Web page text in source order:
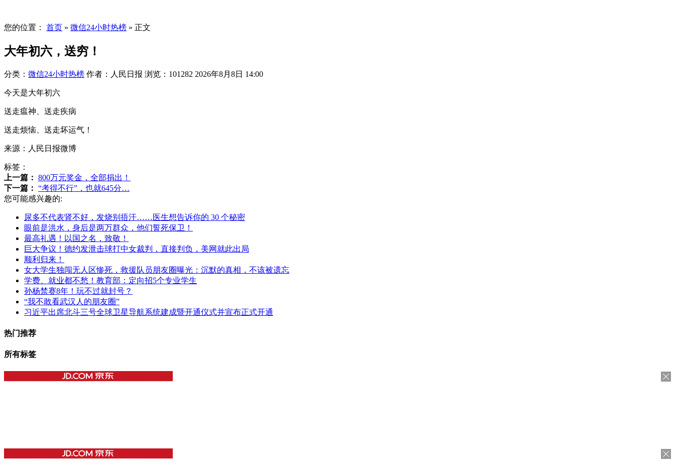
您的位置： 首页 » 微信24小时热榜 » 正文
大年初六，送穷！
分类： 微信24小时热榜 作者：人民日报 浏览：101282 2026年8月8日 14:00
今天是大年初六
送走瘟神、送走疾病
送走烦恼、送走坏运气！
来源：人民日报微博
标签：
上一篇： 800万元奖金，全部捐出！
下一篇： “考得不行”，也就645分…
您可能感兴趣的:
尿多不代表肾不好，发烧别捂汗……医生想告诉你的 30 个秘密
眼前是洪水，身后是两万群众，他们誓死保卫！
最高礼遇！以国之名，致敬！
巨大争议！德约发泄击球打中女裁判，直接判负，美网就此出局
顺利归来！
女大学生独闯无人区惨死，救援队员朋友圈曝光：沉默的真相，不该被遗忘
学费、就业都不愁！教育部：定向招5个专业学生
孙杨禁赛8年！玩不过就封号？
“我不敢看武汉人的朋友圈”
习近平出席北斗三号全球卫星导航系统建成暨开通仪式并宣布正式开通
热门推荐
所有标签